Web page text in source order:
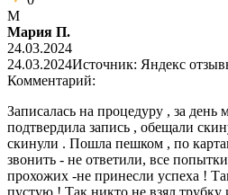
М
Мария П.
24.03.2024
24.03.2024Источник: Яндекс
Комментарий:
Записалась на процедуру , за день
подтвердила запись , обещали
скинули . Пошла пешком , по
звонить - не ответили, все
прохожих -не принесли успеха !
пустую ! Так никто не взял